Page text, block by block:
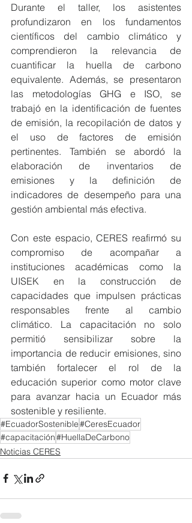
Durante el taller, los asistentes
profundizaron en los fundamentos
científicos del cambio climático y
comprendieron la relevancia de
cuantificar la huella de carbono
equivalente. Además, se presentaron
las metodologías GHG e ISO, se
trabajó en la identificación de fuentes
de emisión, la recopilación de datos y
el uso de factores de emisión
pertinentes. También se abordó la
elaboración de inventarios de
emisiones y la definición de
indicadores de desempeño para una
gestión ambiental más efectiva.
Con este espacio, CERES reafirmó su
compromiso de acompañar a
instituciones académicas como la
UISEK en la construcción de
capacidades que impulsen prácticas
responsables frente al cambio
climático. La capacitación no solo
permitió sensibilizar sobre la
importancia de reducir emisiones, sino
también fortalecer el rol de la
educación superior como motor clave
para avanzar hacia un Ecuador más
sostenible y resiliente.
#EcuadorSostenible#CeresEcuador
#capacitación#HuellaDeCarbono
Noticias CERES